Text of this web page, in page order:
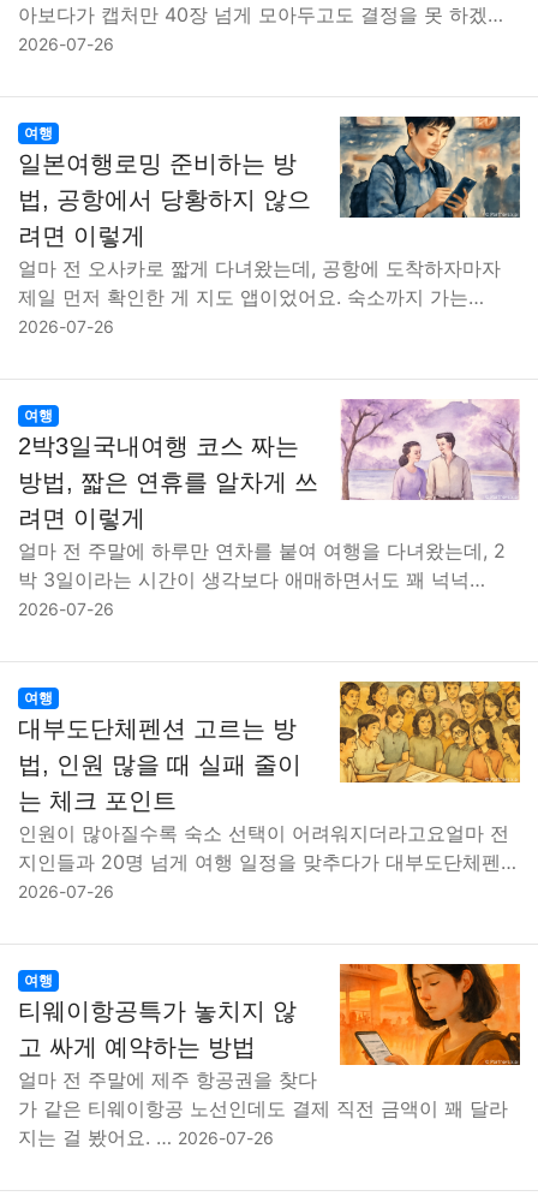
아보다가 캡처만 40장 넘게 모아두고도 결정을 못 하겠…
2026-07-26
여행
일본여행로밍 준비하는 방
법, 공항에서 당황하지 않으
려면 이렇게
얼마 전 오사카로 짧게 다녀왔는데, 공항에 도착하자마자
제일 먼저 확인한 게 지도 앱이었어요. 숙소까지 가는…
2026-07-26
여행
2박3일국내여행 코스 짜는
방법, 짧은 연휴를 알차게 쓰
려면 이렇게
얼마 전 주말에 하루만 연차를 붙여 여행을 다녀왔는데, 2
박 3일이라는 시간이 생각보다 애매하면서도 꽤 넉넉…
2026-07-26
여행
대부도단체펜션 고르는 방
법, 인원 많을 때 실패 줄이
는 체크 포인트
인원이 많아질수록 숙소 선택이 어려워지더라고요얼마 전
지인들과 20명 넘게 여행 일정을 맞추다가 대부도단체펜…
2026-07-26
여행
티웨이항공특가 놓치지 않
고 싸게 예약하는 방법
얼마 전 주말에 제주 항공권을 찾다
가 같은 티웨이항공 노선인데도 결제 직전 금액이 꽤 달라
지는 걸 봤어요. … 2026-07-26